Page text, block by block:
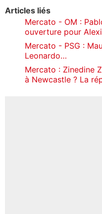
Articles liés
Mercato - OM :
ouverture pour
Mercato - PSG :
Leonardo…
Mercato : Zinedine
à Newcastle ? La